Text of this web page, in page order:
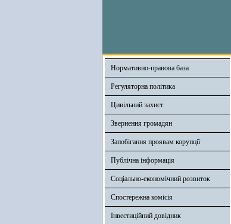
Нормативно-правова база
Регуляторна політика
Цивільний захист
Звернення громадян
Запобігання проявам корупції
Публічна інформація
Соціально-економічний розвиток
Спостережна комісія
Інвестиційний довідник